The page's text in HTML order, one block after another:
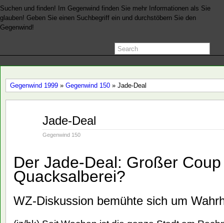
Suchen und finden! Im Gegenwind finden Sie mehr Informationen als Sie
glauben! Geben Sie einen Suchbegriff ein und durchstöbern Sie den
Gegenwind!
Gegenwind 1999 » Gegenwind 150 » Jade-Deal
Jade-Deal
Gegenwind 150
Der Jade-Deal: Großer
Quacksalberei?
WZ-Diskussion bemühte sich um